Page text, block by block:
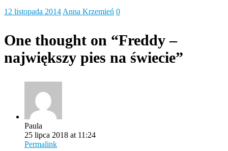
12 listopada 2014 Anna Krzemień 0
One thought on “Freddy –
największy pies na świecie”
Paula
25 lipca 2018 at 11:24
Permalink